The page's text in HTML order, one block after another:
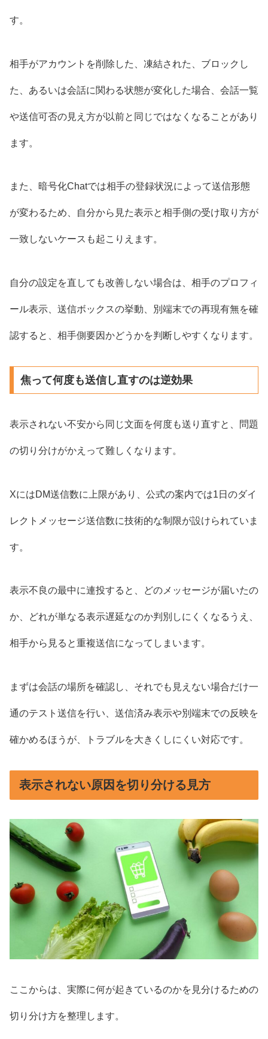
す。
相手がアカウントを削除した、凍結された、ブロックし
た、あるいは会話に関わる状態が変化した場合、会話一覧
や送信可否の見え方が以前と同じではなくなることがあり
ます。
また、暗号化Chatでは相手の登録状況によって送信形態
が変わるため、自分から見た表示と相手側の受け取り方が
一致しないケースも起こりえます。
自分の設定を直しても改善しない場合は、相手のプロフィ
ール表示、送信ボックスの挙動、別端末での再現有無を確
認すると、相手側要因かどうかを判断しやすくなります。
焦って何度も送信し直すのは逆効果
表示されない不安から同じ文面を何度も送り直すと、問題
の切り分けがかえって難しくなります。
XにはDM送信数に上限があり、公式の案内では1日のダイ
レクトメッセージ送信数に技術的な制限が設けられていま
す。
表示不良の最中に連投すると、どのメッセージが届いたの
か、どれが単なる表示遅延なのか判別しにくくなるうえ、
相手から見ると重複送信になってしまいます。
まずは会話の場所を確認し、それでも見えない場合だけ一
通のテスト送信を行い、送信済み表示や別端末での反映を
確かめるほうが、トラブルを大きくしにくい対応です。
表示されない原因を切り分ける見方
ここからは、実際に何が起きているのかを見分けるための
切り分け方を整理します。